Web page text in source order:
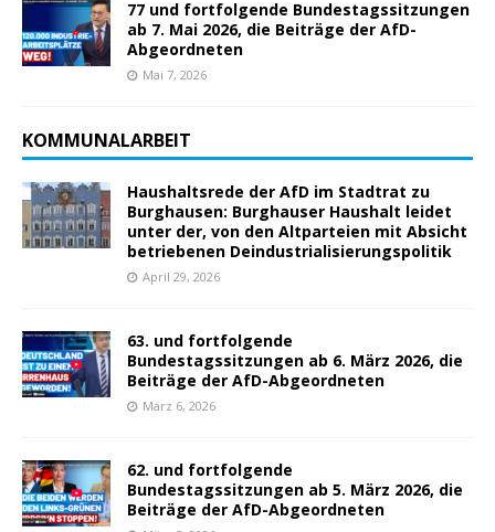
77 und fortfolgende Bundestagssitzungen
ab 7. Mai 2026, die Beiträge der AfD-
Abgeordneten
Mai 7, 2026
KOMMUNALARBEIT
Haushaltsrede der AfD im Stadtrat zu
Burghausen: Burghauser Haushalt leidet
unter der, von den Altparteien mit Absicht
betriebenen Deindustrialisierungspolitik
April 29, 2026
63. und fortfolgende
Bundestagssitzungen ab 6. März 2026, die
Beiträge der AfD-Abgeordneten
März 6, 2026
62. und fortfolgende
Bundestagssitzungen ab 5. März 2026, die
Beiträge der AfD-Abgeordneten